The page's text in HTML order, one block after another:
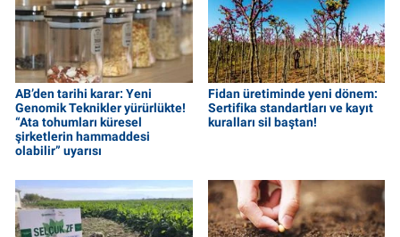
AB’den tarihi karar: Yeni
Genomik Teknikler yürürlükte!
“Ata tohumları küresel
şirketlerin hammaddesi
olabilir” uyarısı
Fidan üretiminde yeni dönem:
Sertifika standartları ve kayıt
kuralları sil baştan!